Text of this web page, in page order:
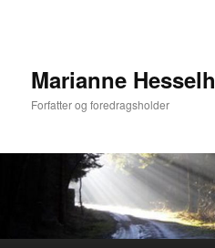
Marianne
Forfatter og foredragsholder